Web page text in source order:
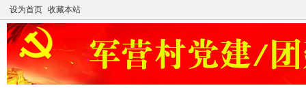
设为首页 收藏本站